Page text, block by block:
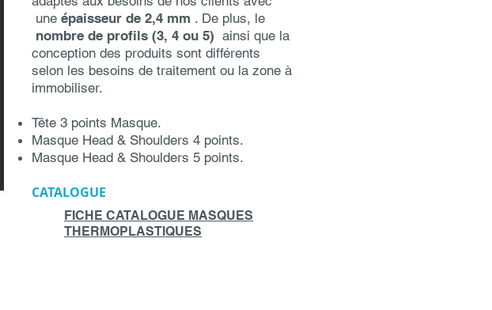
une épaisseur de 2,4 mm . De plus, le
nombre de profils (3, 4 ou 5) ainsi que la
conception des produits sont différents
selon les besoins de traitement ou la zone à
immobiliser.
Tête 3 points Masque.
Masque Head & Shoulders 4 points.
Masque Head & Shoulders 5 points.
CATALOGUE
FICHE CATALOGUE MASQUES
THERMOPLASTIQUES